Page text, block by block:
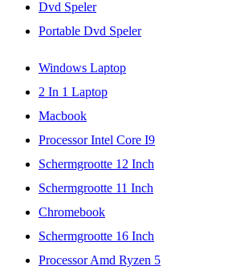
Dvd Speler
Portable Dvd Speler
Windows Laptop
2 In 1 Laptop
Macbook
Processor Intel Core I9
Schermgrootte 12 Inch
Schermgrootte 11 Inch
Chromebook
Schermgrootte 16 Inch
Processor Amd Ryzen 5